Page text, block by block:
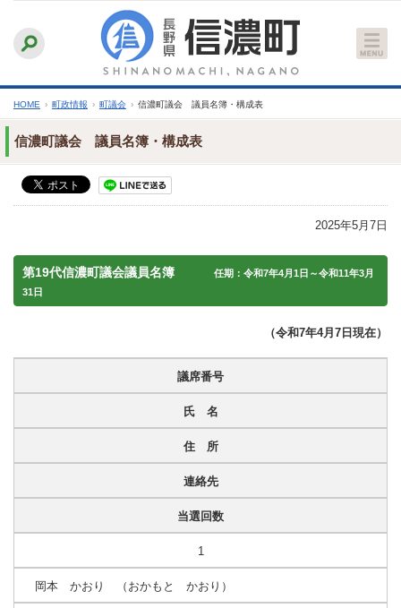
文
へ
ふりがなをつける
文字サイズ
縮小 標準 拡大
HOME › 町政情報 › 町議会 › 信濃町議会 議員名簿・構成表
信濃町議会 議員名簿・構成表
2025年5月7日
第19代信濃町議会議員名簿 任期：令和7年4月1日～令和11年3月
31日
（令和7年4月7日現在）
議席番号
氏 名
住 所
連絡先
当選回数
1
岡本 かおり （おかもと かおり）